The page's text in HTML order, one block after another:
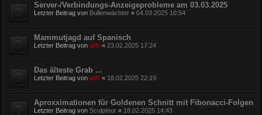
Server-/Verbindungs-Anzeigeprobleme am 03.03.2025
Letzter Beitrag von Bullenwächter « 04.03.2025 10:54
Mammutjagd auf Spanisch
Letzter Beitrag von ulfr « 23.02.2025 17:24
Das älteste Grab ...
Letzter Beitrag von ulfr « 18.02.2025 22:19
Aproxximationen für Goldenen Schnitt mit Fibonacci-Folgen
Letzter Beitrag von Sculpteur « 18.02.2025 14:43